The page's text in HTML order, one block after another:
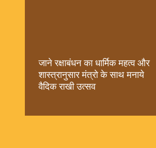
जाने रक्षाबंधन का धार्मिक महत्व और
शास्त्रानुसार मंत्रो के साथ मनाये
वैदिक राखी उत्सव